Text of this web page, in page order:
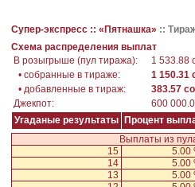
Супер-экспресс :: «Пятнашка» ::
Схема распределения выплат
В розыгрыше (пул тиража):
1 533.88
• собранные в тираже:
1 150.31
• добавленные в тираж:
383.57
Джекпот:
600
Угаданые результаты
Процент
Выплаты из
15
5.00
14
5.00
13
5.00